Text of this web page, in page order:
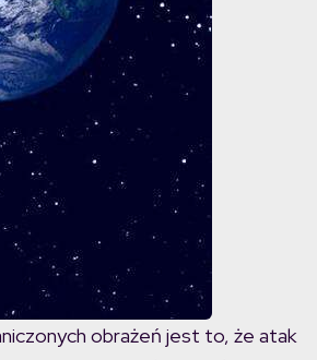
obrażeń jest to, że atak